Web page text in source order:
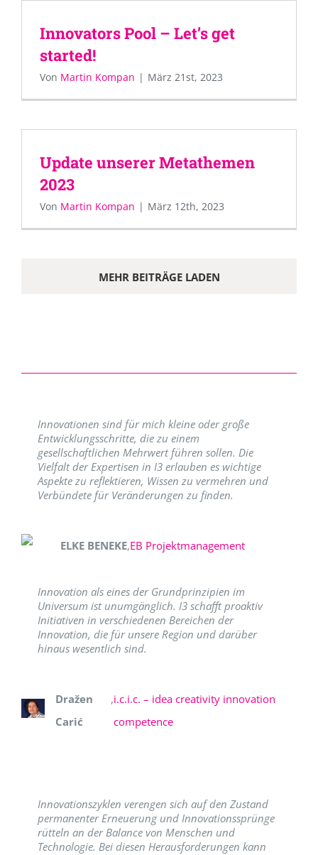
Innovators Pool – Let’s get
started!
Von Martin Kompan | März 21st, 2023
Update unserer Metathemen
2023
Von Martin Kompan | März 12th, 2023
MEHR BEITRÄGE LADEN
Innovationen sind für mich kleine oder große
Entwicklungsschritte, die zu einem
gesellschaftlichen Mehrwert führen sollen. Die
Vielfalt der Expertisen in I3 erlauben es wichtige
Aspekte zu reflektieren, Wissen zu vermehren und
Verbündete für Veränderungen zu finden.
ELKE BENEKE,EB Projektmanagement
Innovation als eines der Grundprinzipien im
Universum ist unumgänglich. I3 schafft proaktiv
Initiativen in verschiedenen Bereichen der
Innovation, die für unsere Region und darüber
hinaus wesentlich sind.
Dražen
Carić
,i.c.i.c. – idea creativity innovation
competence
Innovationszyklen verengen sich auf den Zustand
permanenter Erneuerung und Innovationssprünge
rütteln an der Balance von Menschen und
Technologie. Bei diesen Herausforderungen kann